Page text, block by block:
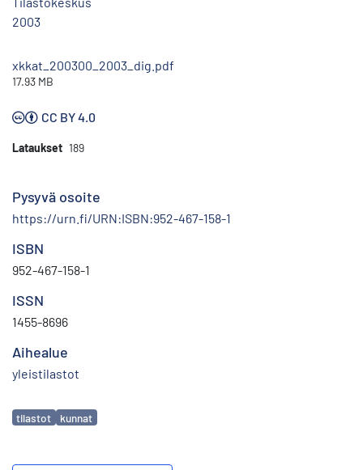
2003
xkkat_200300_2003_dig.pdf
17.93 MB
CC BY 4.0
Lataukset 189
Pysyvä osoite
https://urn.fi/URN:ISBN:952-467-158-1
ISBN
952-467-158-1
ISSN
1455-8696
Aihealue
yleistilastot
Avainsanat
tilastot kunnat